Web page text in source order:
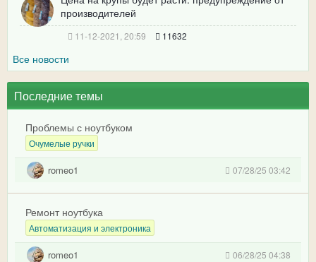
производителей
11-12-2021, 20:59 11632
Все новости
Последние темы
Проблемы с ноутбуком
Очумелые ручки
romeo1 07/28/25 03:42
Ремонт ноутбука
Автоматизация и электроника
romeo1 06/28/25 04:38